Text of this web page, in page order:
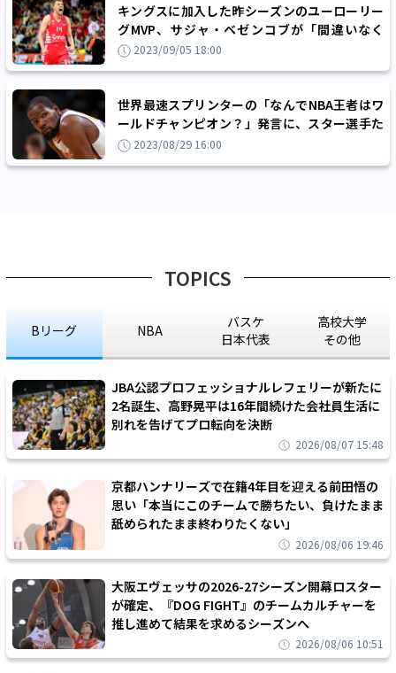
キングスに加入した昨シーズンのユーローリー
グMVP、サジャ・ベゼンコブが「間違いなく
NBAはトップ」と断言
2023/09/05 18:00
世界最速スプリンターの「なんでNBA王者はワ
ールドチャンピオン？」発言に、スター選手た
ちが否定的な反応
2023/08/29 16:00
TOPICS
Bリーグ NBA
バスケ
日本代表
高校大学
その他
JBA公認プロフェッショナルレフェリーが新たに
2名誕生、高野晃平は16年間続けた会社員生活に
別れを告げてプロ転向を決断
2026/08/07 15:48
京都ハンナリーズで在籍4年目を迎える前田悟の
思い「本当にこのチームで勝ちたい、負けたまま
舐められたまま終わりたくない」
2026/08/06 19:46
大阪エヴェッサの2026-27シーズン開幕ロスター
が確定、『DOG FIGHT』のチームカルチャーを
推し進めて結果を求めるシーズンへ
2026/08/06 10:51